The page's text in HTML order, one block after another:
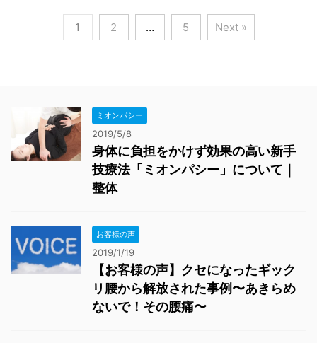
1 2 … 5 Next »
ミオンパシー
2019/5/8
身体に負担をかけず効果の高い新手
技療法「ミオンパシー」について｜
整体
お客様の声
2019/1/19
【お客様の声】クセになったギック
リ腰から解放された事例〜あきらめ
ないで！その腰痛〜